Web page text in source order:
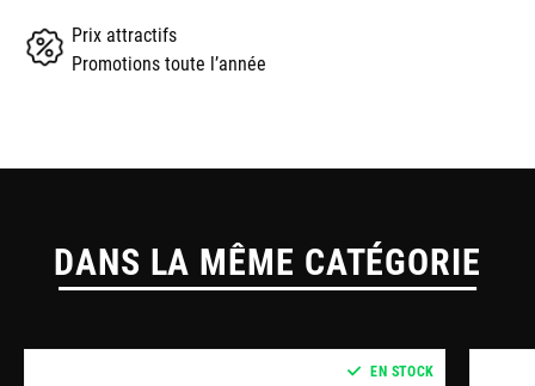
Prix attractifs
Promotions toute l’année
DANS LA MÊME CATÉGORIE
EN STOCK